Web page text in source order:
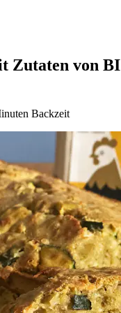
Zutaten von
Backzeit